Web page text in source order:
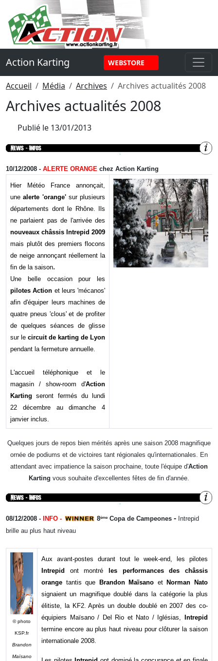
Panneau de gestion des cookies
Action Karting WEBSTORE
Accueil Média Archives Archives actualités 2008
Archives actualités 2008
Publié le 13/01/2013
10/12/2008 - ALERTE ORANGE chez Action Karting
Hier Météo France annonçait,
unealerte 'orange' sur plusieurs
départements dont le Rhône. Ils
ne parlaient pas de l'arrivée des
nouveaux châssis Intrepid 2009
mais plutôt des premiers flocons
de neige annonçant réellement la
fin de la saison.
Une belle occasion pour les
pilotes Action et leurs 'mécanos'
afin d'équiper leurs machines de
quatre pneus 'clous' et de profiter
de quelques séances de glisse
sur le circuit de karting de Lyon
pendant la fermeture annuelle.
L'accueil téléphonique et le
magasin / show-room d'Action
Karting seront fermés du lundi
22 décembre au dimanche 4
janvier inclus.
Quelques jours de repos bien mérités après une saison 2008 magnifique
ornée de podiums et de victoires tant régionales qu'internationales. En
attendant avec impatience la saison prochaine, toute l'équipe d'Action
Karting vous souhaite d'excellentes fêtes de fin d'année.
08/12/2008 - INFO - 8ème Copa de Campeones - Intrepid
brille au plus haut niveau
© photo
KSP.fr
Brandon
Maïsano
Aux avant-postes durant tout le week-end, les pilotes
Intrepid ont montré les performances des châssis
orange tantis que Brandon Maïsano etNorman Nato
signaient un magnifique doublé dans la catégorie la plus
élitiste, la KF2. Après un double doublé en 2007 des co-
équipiers Maïsano / Del Rio et Nato / Iglésias, Intrepid
termine encore au plus haut niveau pour clôturer la saison
internationale 2008.